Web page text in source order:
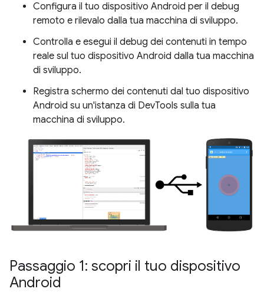
Configura il tuo dispositivo Android per il debug
remoto e rilevalo dalla tua macchina di sviluppo.
Controlla e esegui il debug dei contenuti in tempo
reale sul tuo dispositivo Android dalla tua macchina
di sviluppo.
Registra schermo dei contenuti dal tuo dispositivo
Android su un'istanza di DevTools sulla tua
macchina di sviluppo.
Passaggio 1: scopri il tuo dispositivo
Android